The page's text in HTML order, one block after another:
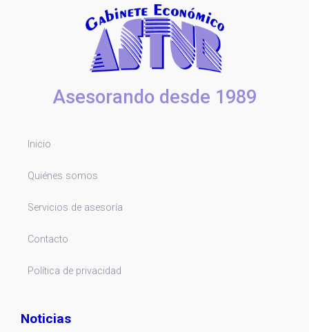
Asesorando desde 1989
Inicio
Quiénes somos
Servicios de asesoría
Contacto
Política de privacidad
Noticias